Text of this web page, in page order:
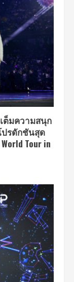
เต็มความสนุก
ปรดักชันสุด
Tour in